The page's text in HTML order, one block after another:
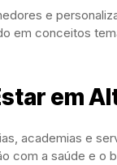
e
em conceitos
em
academias e
com a saúde e o